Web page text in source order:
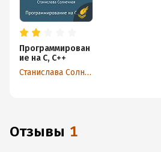
Программирован
ие на С, С++
Станислава Солнечная
Отзывы 1